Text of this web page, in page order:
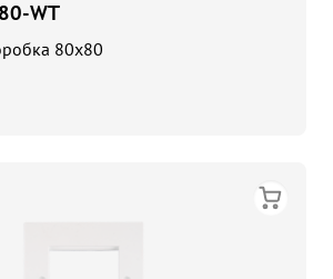
WT
80х80